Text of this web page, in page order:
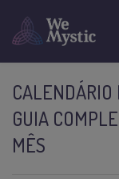
GUIA
MÊS